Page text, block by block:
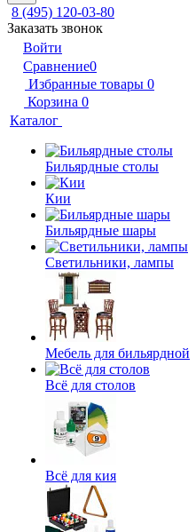
8 (495) 120-03-80
Заказать звонок
Войти
Сравнение0
Избранные товары 0
Корзина 0
Каталог
Бильярдные столы
Кии
Бильярдные шары
Светильники, лампы
Мебель для бильярдной
Всё для столов
Всё для кия